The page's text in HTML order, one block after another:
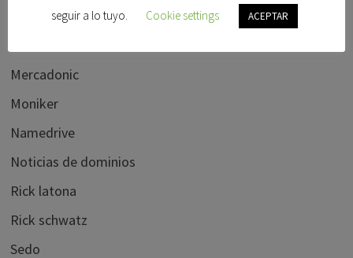
Hispanom
Mercadonic
Moniker
Namedrive
Noticias de dominios
Rick latona
Rick schwatz
Sedo
seguir a lo tuyo.
Cookie settings ACEPTAR